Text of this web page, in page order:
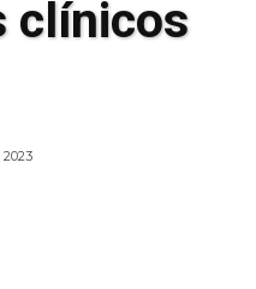
clínicos
2023